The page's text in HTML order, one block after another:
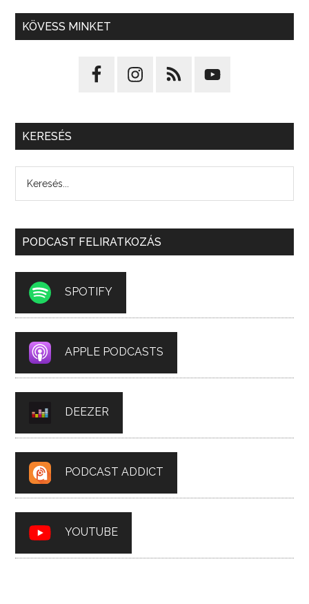
KÖVESS MINKET
KERESÉS
PODCAST FELIRATKOZÁS
SPOTIFY
APPLE PODCASTS
DEEZER
PODCAST ADDICT
YOUTUBE